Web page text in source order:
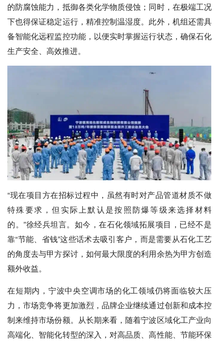
的防腐蚀能力，抵御各类化学物质侵蚀；同时，在极端工况
下也得保证稳定运行，精准控制温湿度。此外，机组还需具
备智能化远程监控功能，以便实时掌握运行状态，确保石化
生产安全、高效推进。
“现在项目方在招标过程中，虽然有时对产品管道材质不做
特殊要求，但实际上默认是按照防爆等级来选择材料
的。”徐经兵坦言。如今，在石化领域拓展项目，已经不是
靠“节能、省钱”这些话术去吸引客户，而是需要从石化工艺
的角度去与甲方探讨，如何最大限度的利用余热为甲方创造
额外收益。
在短期内，宁波中央空调市场的化工领域仍将面临较大压
力，市场竞争将更加激烈，品牌企业继续通过创新和成本控
制来维持市场份额。从长期来看，随着宁波区域化工产业向
高端化、智能化转型的深入，对高品质、高性能、节能环保